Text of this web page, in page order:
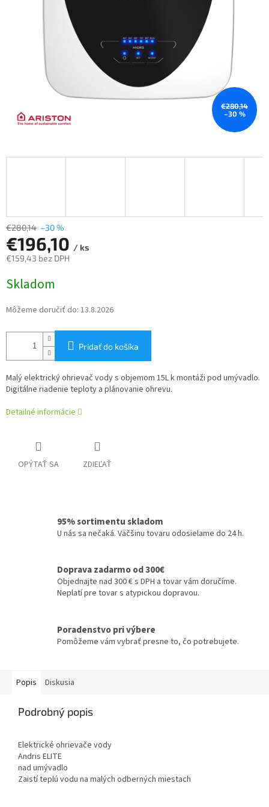
€280,14
–30 %
€280,14 –30 %
€196,10 / ks
€159,43 bez DPH
cena:
Skladom
Môžeme doručiť do: 13.8.2026
Pridať do košíka
Malý elektrický ohrievač vody s objemom 15L k montáži pod umývadlo.
Digitálne riadenie teploty a plánovanie ohrevu.
Detailné informácie
OPÝTAŤ SA ZDIEĽAŤ
95% sortimentu skladom
U nás sa nečaká. Väčšinu tovaru odosielame do 24 h.
Doprava zadarmo od 300€
Objednajte nad 300 € s DPH a tovar vám doručíme.
Neplatí pre tovar s atypickou dopravou.
Poradenstvo pri výbere
Pomôžeme vám vybrať presne to, čo potrebujete.
Popis Diskusia
Podrobný popis
Elektrické ohrievače vody
Andris ELITE
nad umývadlo
Zaistí teplú vodu na malých odberných miestach